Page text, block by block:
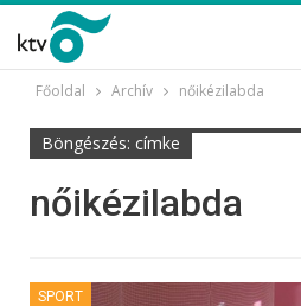
Főoldal Archív nőikézilabda
Böngészés: címke
nőikézilabda
SPORT